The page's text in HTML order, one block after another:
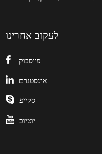
לעקוב אחרינו
פייסבוק
אינסטגרם
סקייפ
יוטיוב